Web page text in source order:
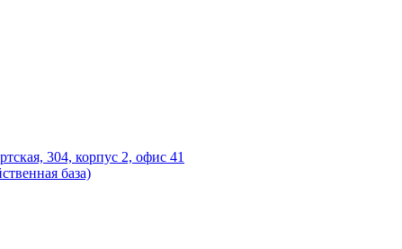
304, корпус 2, офис 41
база)